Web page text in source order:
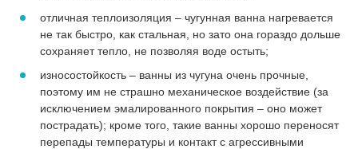
отличная теплоизоляция – чугунная ванна нагревается
не так быстро, как стальная, но зато она гораздо дольше
сохраняет тепло, не позволяя воде остыть;
износостойкость – ванны из чугуна очень прочные,
поэтому им не страшно механическое воздействие (за
исключением эмалированного покрытия – оно может
пострадать); кроме того, такие ванны хорошо переносят
перепады температуры и контакт с агрессивными